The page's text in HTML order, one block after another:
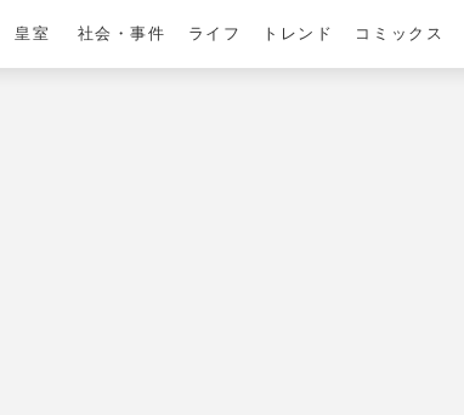
皇室 社会・事件 ライフ トレンド コミックス